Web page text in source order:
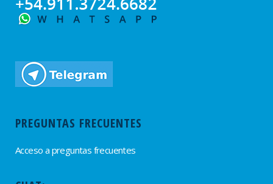
PREGUNTAS FRECUENTES
Acceso a preguntas frecuentes